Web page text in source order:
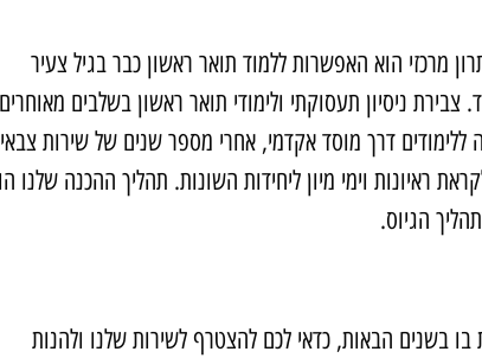
מרכזי הוא האפשרות ללמוד תואר ראשון כבר בגיל צעיר
ניסיון תעסוקתי ולימודי תואר ראשון בשלבים מאוחרים
דרך מוסד אקדמי, אחרי מספר שנים של שירות
ראיונות וימי מיון ליחידות השונות. תהליך ההכנה שלנו
הגיוס.
בשנים הבאות, כדאי לכם להצטרף לשירות שלנו ולהנות